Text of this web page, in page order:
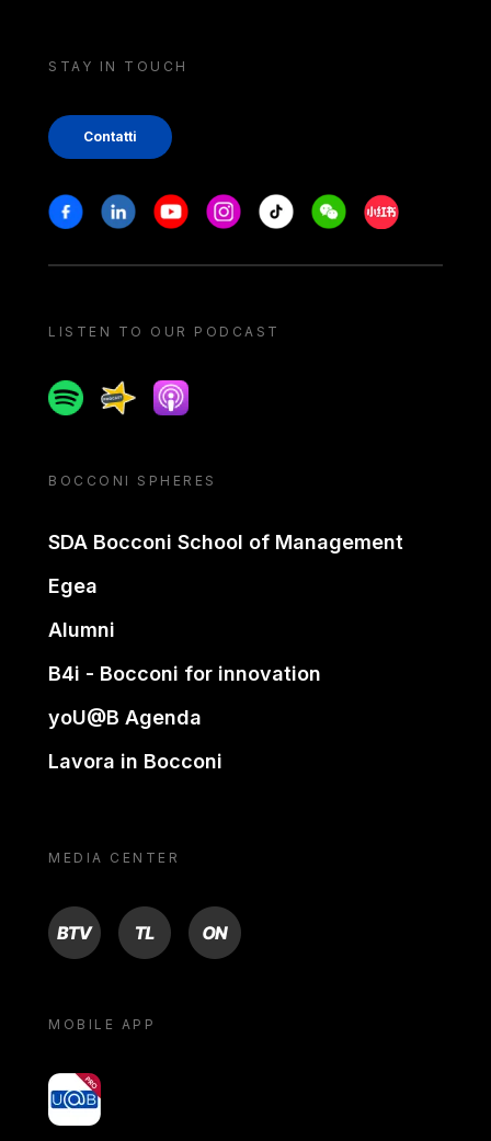
STAY IN TOUCH
Contatti
Stay in touch
FacebookLinkedinYoutubeInstagram
Tiktok WeechatXiaohongshu/
LISTEN TO OUR PODCAST
SpotifySpreakerApple podcast
BOCCONI SPHERES
SDA Bocconi School of Management
Egea
Alumni
B4i - Bocconi for innovation
yoU@B Agenda
Lavora in Bocconi
MEDIA CENTER
BTV TL ON
MOBILE APP
yoU@B